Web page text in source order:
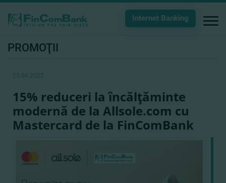
Internet Banking
PROMOŢII
25.06.2022
15% reduceri la încălţăminte
modernă de la Allsole.com cu
Mastercard de la FinComBank